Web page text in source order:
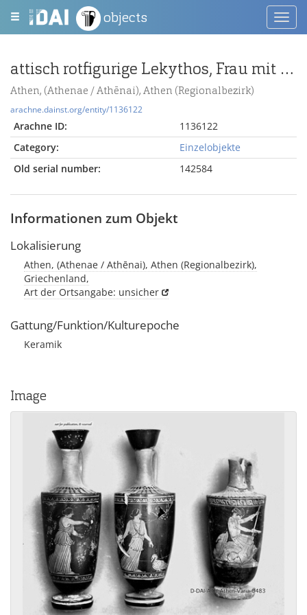
objects
attisch rotfigurige Lekythos, Frau mit Spendeschale
Athen, (Athenae / Athēnai), Athen (Regionalbezirk)
arachne.dainst.org/entity/1136122
Arachne ID:
1136122
Category:
Einzelobjekte
Old serial number:
142584
Informationen zum Objekt
Lokalisierung
Athen, (Athenae / Athēnai), Athen (Regionalbezirk),
Griechenland,
Art der Ortsangabe: unsicher
Gattung/Funktion/Kulturepoche
Keramik
Image